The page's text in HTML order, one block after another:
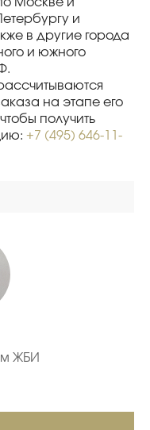
Москве и
и
в другие города
и южного
на этапе его
получить
+7 (495) 646-11-
ЖБИ